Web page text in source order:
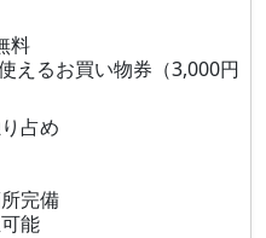
料
えるお買い物券（3,000円
占め
完備
能